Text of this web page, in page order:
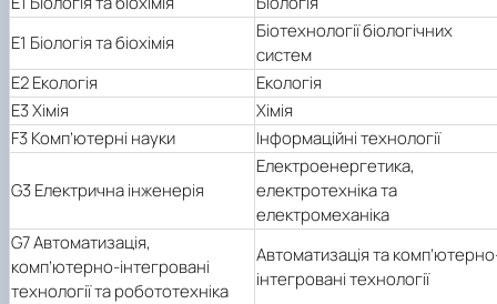
E1 Біологія та біохімія
Біотехнології біологічних
систем
E2 Екологія
Екологія
E3 Хімія
Хімія
F3 Комп’ютерні науки
Інформаційні технології
G3 Електрична інженерія
Електроенергетика,
електротехніка та
електромеханіка
G7 Автоматизація,
комп’ютерно-інтегровані
технології та робототехніка
Автоматизація та
інтегровані технології